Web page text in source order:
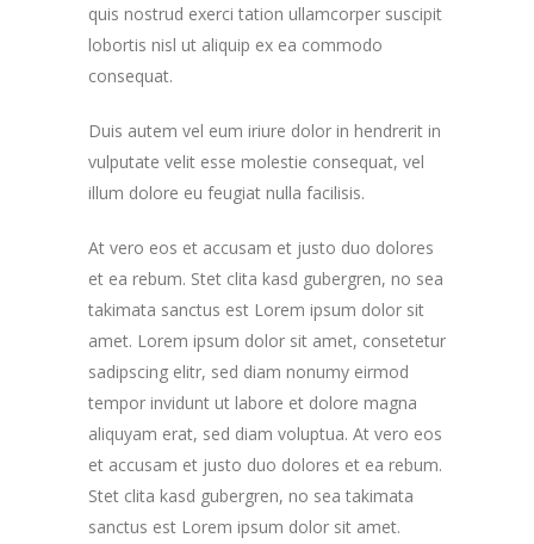
quis nostrud exerci tation ullamcorper suscipit
lobortis nisl ut aliquip ex ea commodo
consequat.
Duis autem vel eum iriure dolor in hendrerit in
vulputate velit esse molestie consequat, vel
illum dolore eu feugiat nulla facilisis.
At vero eos et accusam et justo duo dolores
et ea rebum. Stet clita kasd gubergren, no sea
takimata sanctus est Lorem ipsum dolor sit
amet. Lorem ipsum dolor sit amet, consetetur
sadipscing elitr, sed diam nonumy eirmod
tempor invidunt ut labore et dolore magna
aliquyam erat, sed diam voluptua. At vero eos
et accusam et justo duo dolores et ea rebum.
Stet clita kasd gubergren, no sea takimata
sanctus est Lorem ipsum dolor sit amet.